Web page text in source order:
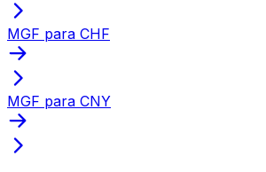
MGF para CHF
MGF para CNY